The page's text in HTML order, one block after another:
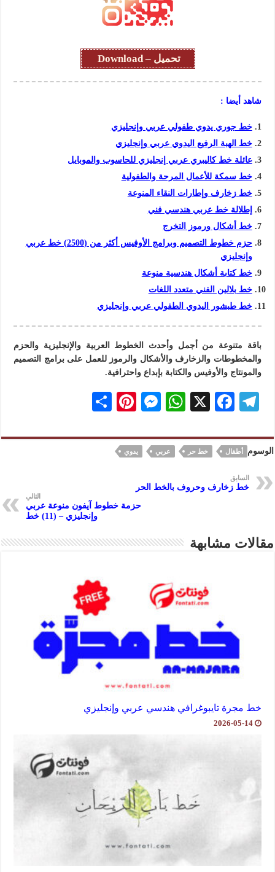
تحميل – Download
شاهد أيضا :
خط جوري يدوي طفولي عربي وإنجليزي
خط الهبة الرفيع اليدوي عربي وإنجليزي
عائلة خط كاليبري عربي إنجليزي للحاسوب والموبايل
خط سمكة للأعمال المرحة والطفولية
خط زخارف وإطارات النقاء المنوعة
إطلالة خط عربي هندسي فني
خط أشكال ورموز التخرج
حزم خطوط التصميم وبرامج الأوفيس أكثر من (2500) خط عربي
وإنجليزي
خط كتابة أشكال هندسية منوعة
خط بلالين الفني متعدد اللغات
خط طبشور اليدوي الطفولي عربي وإنجليزي
باقة متنوعة من أجمل وأحدث الخطوط العربية والإنجليزية والحزم
والمخطوطات والزخارف والأشكال والرموز للعمل على برامج التصميم
والمونتاج والأوفيس والكتابة بإبداع واحترافية.
Te
gr
a
m
F
eb
oo
k
X
W
at
s
A
M
se
n
r
Pi
er
es
ar
الوسوم أطفال خط حر عربي يدوي
السابق
خط زخارف وحروف بالخط الحر
التالي
حزمة خطوط آيفون منوعة عربي
وإنجليزي – (11) خط
مقالات مشابهة
خط مجرة تايبوغرافي هندسي عربي وإنجليزي
2026-05-14